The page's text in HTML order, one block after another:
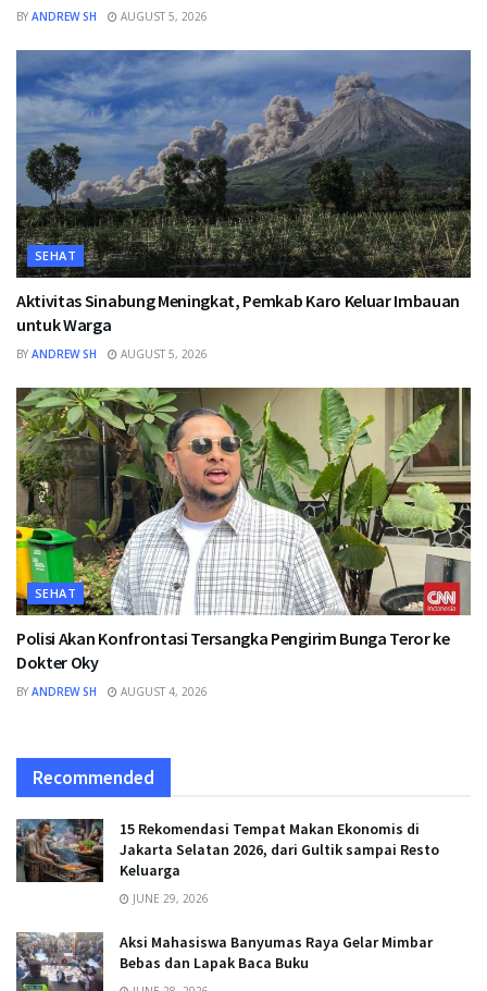
BY ANDREW SH AUGUST 5, 2026
SEHAT
Aktivitas Sinabung Meningkat, Pemkab Karo Keluar Imbauan
untuk Warga
BY ANDREW SH AUGUST 5, 2026
SEHAT
Polisi Akan Konfrontasi Tersangka Pengirim Bunga Teror ke
Dokter Oky
BY ANDREW SH AUGUST 4, 2026
Recommended
15 Rekomendasi Tempat Makan Ekonomis di
Jakarta Selatan 2026, dari Gultik sampai Resto
Keluarga
JUNE 29, 2026
Aksi Mahasiswa Banyumas Raya Gelar Mimbar
Bebas dan Lapak Baca Buku